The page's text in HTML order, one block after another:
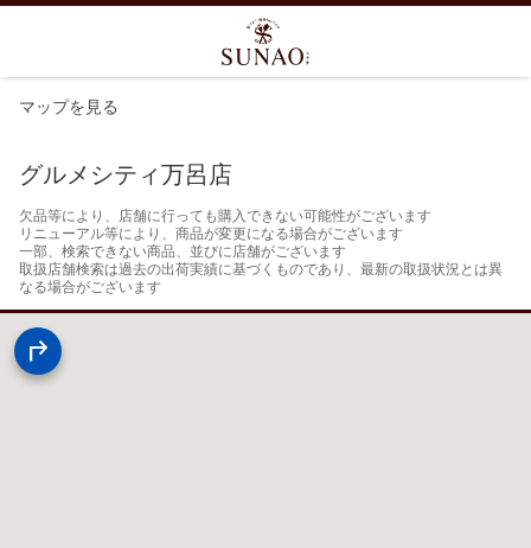
マップを見る
グルメシティ万呂店
欠品等により、店舗に行っても購入できない可能性がございます
リニューアル等により、商品が変更になる場合がございます
一部、検索できない商品、並びに店舗がございます
取扱店舗検索は過去の出荷実績に基づくものであり、最新の取扱状況とは異
なる場合がございます